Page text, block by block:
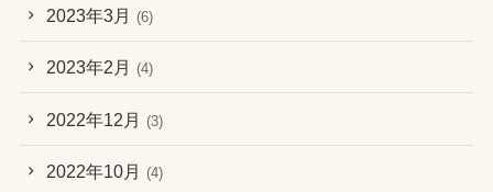
2023年3月 (6)
2023年2月 (4)
2022年12月 (3)
2022年10月 (4)